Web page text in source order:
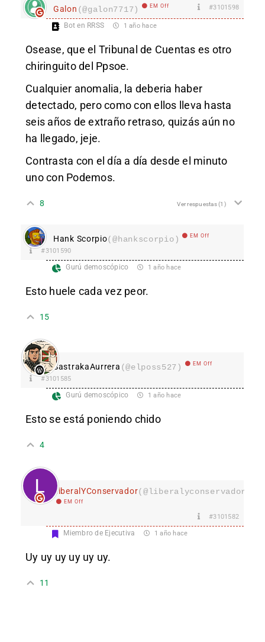
Galon (@galon7717) EM Off #3101598
Bot en RRSS 1 año hace
Osease, que el Tribunal de Cuentas es otro
chiringuito del Ppsoe.
Cualquier anomalia, la deberia haber
detectado, pero como con ellos lleva hasta
seis años de extraño retraso, quizás aún no
ha llegado, jeje.
Contrasta con el día a día desde el minuto
uno con Podemos.
8 Ver respuestas(1)
Hank Scorpio(@hankscorpio) EM Off
#3101590
Gurú demoscópico 1 año hace
Esto huele cada vez peor.
15
SastrakaAurrera (@elposs527) EM Off
#3101585
Gurú demoscópico 1 año hace
Esto se está poniendo chido
4
LiberalYConservador
EM Off
#3101582
Miembro de Ejecutiva 1 año hace
Uy uy uy uy uy uy.
11